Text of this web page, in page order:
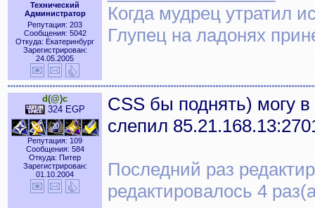
Технический
Администратор
Репутация: 203
Сообщения: 5042
Откуда: Екатеринбург
Зарегистрирован:
24.05.2005
Когда мудрец утратил
Глупец на ладонях
d(@)c
324 EGP
Репутация: 109
Сообщения: 584
Откуда: Питер
Зарегистрирован:
01.10.2004
CSS бы поднять) могу
слепил
Последний раз
редактировалось 4